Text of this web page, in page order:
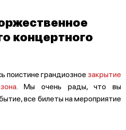
концертного
поистине грандиозное закрытие
. Мы очень рады, что вы
все билеты на мероприятие